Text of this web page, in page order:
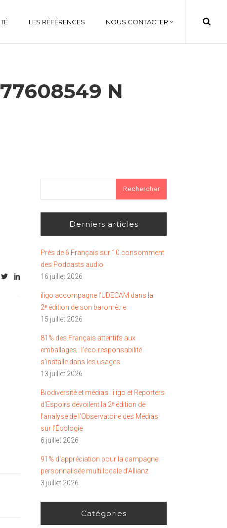
LES RÉFÉRENCES NOUS CONTACTER
N
Derniers articles
Près de 6 Français sur 10 consomment
des Podcasts audio
16 juillet 2026
iligo accompagne l’UDECAM dans la
2ᵉ édition de son baromètre
15 juillet 2026
81% des Français attentifs aux
emballages : l’éco-responsabilité
s’installe dans les usages
13 juillet 2026
Biodiversité et médias : iligo et Reporters
d’Espoirs dévoilent la 2ᵉ édition de
l’analyse de l’Observatoire des Médias
sur l’Écologie
6 juillet 2026
91% d’appréciation pour la campagne
personnalisée multi locale d’Allianz
3 juillet 2026
Catégories